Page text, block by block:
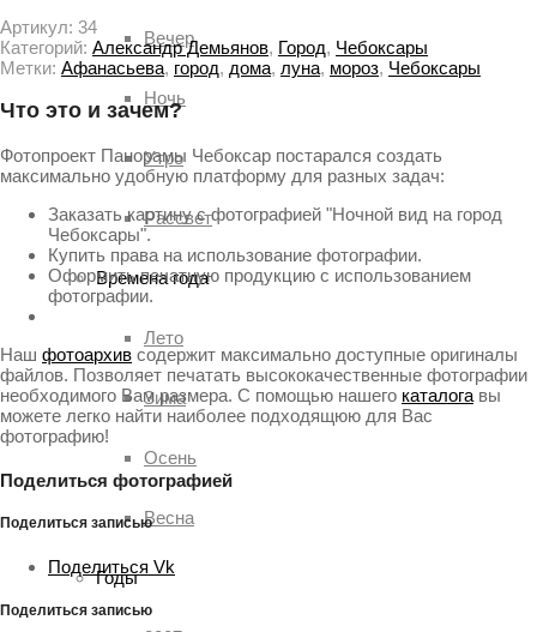
Вечер
Ночь
Утро
Рассвет
Времена года
Лето
Зима
Осень
Весна
Годы
Артикул: 34
Категорий: Александр Демьянов, Город, Чебоксары
Метки: Афанасьева, город, дома, луна, мороз, Чебоксары
Что это и зачем?
Фотопроект Панорамы Чебоксар постарался создать
максимально удобную платформу для разных задач:
Заказать картину с фотографией "Ночной вид на город
Чебоксары".
Купить права на использование фотографии.
Оформить печатную продукцию с использованием
фотографии.
Наш фотоархив содержит максимально доступные оригиналы
файлов. Позволяет печатать высококачественные фотографии
необходимого Вам размера. С помощью нашего каталога вы
можете легко найти наиболее подходящюю для Вас
фотографию!
Поделиться фотографией
Поделиться записью
Поделиться Vk
Поделиться записью